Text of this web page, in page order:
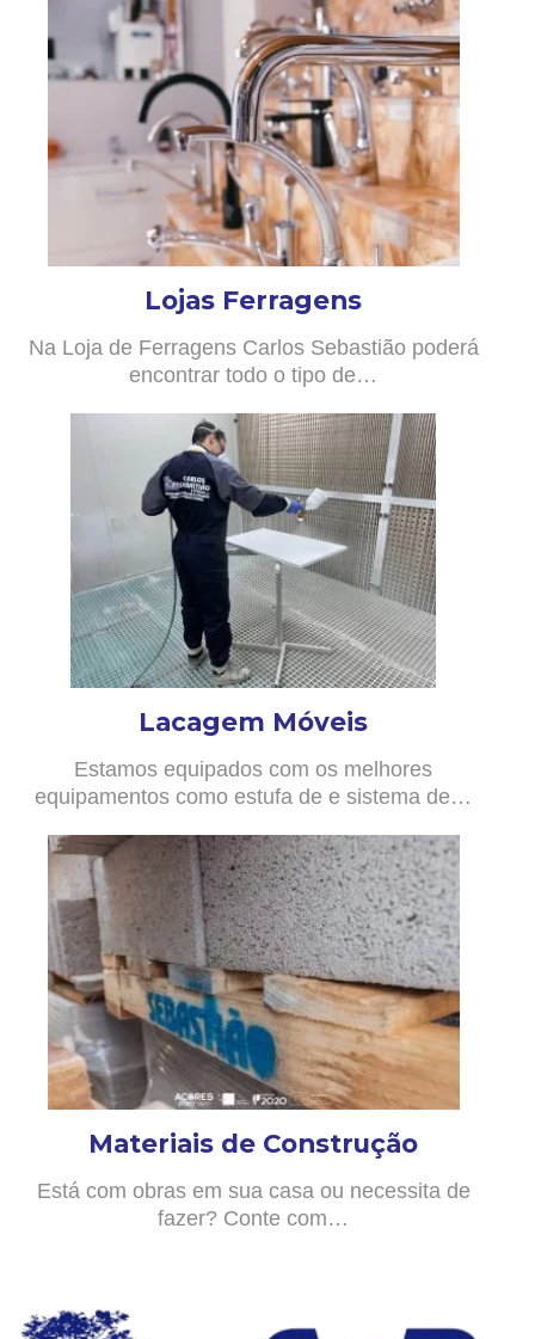
Lojas Ferragens
Na Loja de Ferragens Carlos Sebastião poderá
encontrar todo o tipo de…
Lacagem Móveis
Estamos equipados com os melhores
equipamentos como estufa de e sistema de…
Materiais de Construção
Está com obras em sua casa ou necessita de
fazer? Conte com…